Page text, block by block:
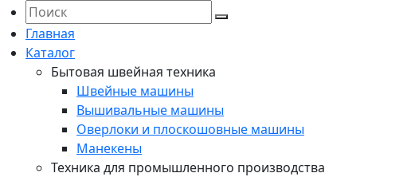
Главная
Каталог
Бытовая швейная техника
Швейные машины
Вышивальные машины
Оверлоки и плоскошовные машины
Манекены
Техника для промышленного производства